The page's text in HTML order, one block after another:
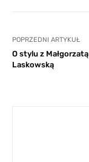
POPRZEDNI ARTYKUŁ
O stylu z Małgorzatą
Laskowską